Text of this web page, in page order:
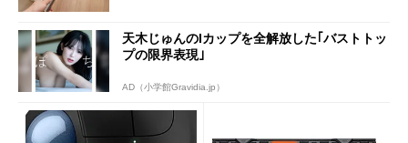
天木じゅんのIカップを全解放した｢バストトッ
プの限界表現｣
AD（小学館Gravidia.jp）